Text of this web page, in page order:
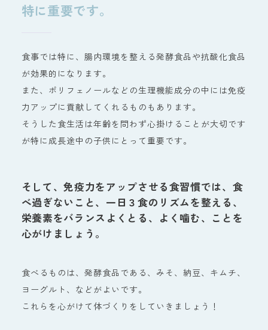
特に重要です。
食事では特に、腸内環境を整える発酵食品や抗酸化食品
が効果的になります。
また、ポリフェノールなどの生理機能成分の中には免疫
力アップに貢献してくれるものもあります。
そうした食生活は年齢を問わず心掛けることが大切です
が特に成長途中の子供にとって重要です。
そして、免疫力をアップさせる食習慣では、食
べ過ぎないこと、一日３食のリズムを整える、
栄養素をバランスよくとる、よく噛む、ことを
心がけましょう。
食べるものは、発酵食品である、みそ、納豆、キムチ、
ヨーグルト、などがよいです。
これらを心がけて体づくりをしていきましょう！